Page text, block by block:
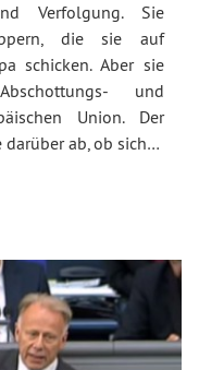
Verfolgung. Sie
die sie auf
schicken. Aber sie
und
Union. Der
darüber ab, ob sich…